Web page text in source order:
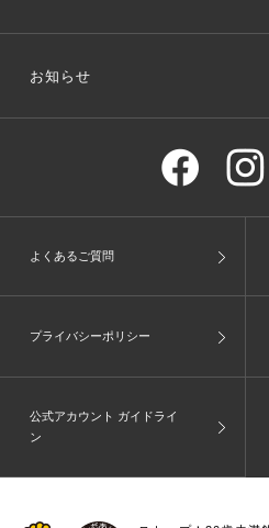
お知らせ
よくあるご質問
プライバシーポリシー
公式アカウント ガイドライ
ン